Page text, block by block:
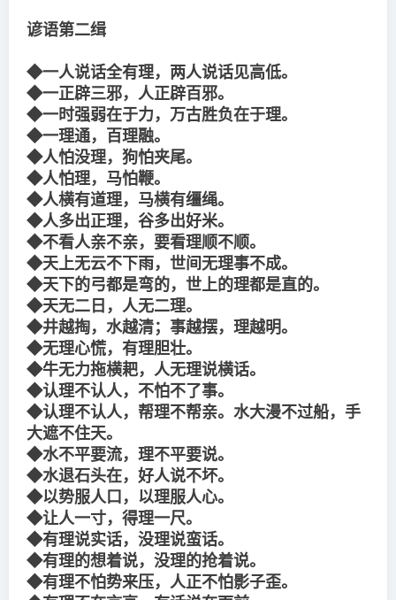
谚语第二缉
◆一人说话全有理，两人说话见高低。
◆一正辟三邪，人正辟百邪。
◆一时强弱在于力，万古胜负在于理。
◆一理通，百理融。
◆人怕没理，狗怕夹尾。
◆人怕理，马怕鞭。
◆人横有道理，马横有缰绳。
◆人多出正理，谷多出好米。
◆不看人亲不亲，要看理顺不顺。
◆天上无云不下雨，世间无理事不成。
◆天下的弓都是弯的，世上的理都是直的。
◆天无二日，人无二理。
◆井越掏，水越清；事越摆，理越明。
◆无理心慌，有理胆壮。
◆牛无力拖横耙，人无理说横话。
◆认理不认人，不怕不了事。
◆认理不认人，帮理不帮亲。水大漫不过船，手
大遮不住天。
◆水不平要流，理不平要说。
◆水退石头在，好人说不坏。
◆以势服人口，以理服人心。
◆让人一寸，得理一尺。
◆有理说实话，没理说蛮话。
◆有理的想着说，没理的抢着说。
◆有理不怕势来压，人正不怕影子歪。